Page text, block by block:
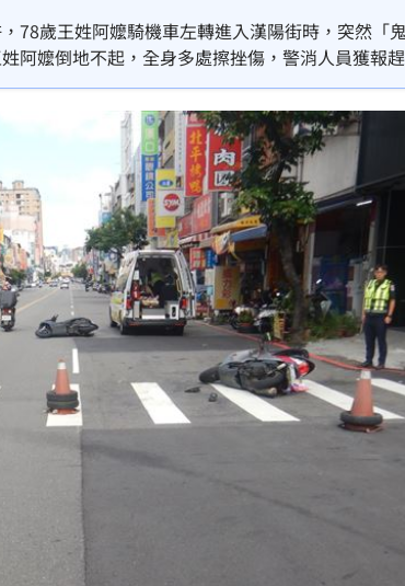
15:50
15:46
15:43
15:42
13:00
78歲王姓阿嬤騎機車左轉進入漢陽街時，突然「
阿嬤倒地不起，全身多處擦挫傷，警消人員獲報
清。